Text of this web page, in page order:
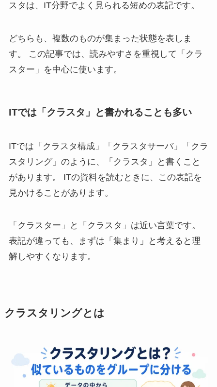
スタは、IT分野でよく見られる短めの表記です。
どちらも、複数のものが集まった状態を表しま
す。 この記事では、読みやすさを重視して「クラ
スター」を中心に使います。
ITでは「クラスタ」と書かれることも多い
ITでは「クラスタ構成」「クラスタサーバ」「クラ
スタリング」のように、「クラスタ」と書くこと
があります。 ITの資料を読むときに、この表記を
見かけることがあります。
「クラスター」と「クラスタ」は近い言葉です。
表記が違っても、まずは「集まり」と考えると理
解しやすくなります。
クラスタリングとは